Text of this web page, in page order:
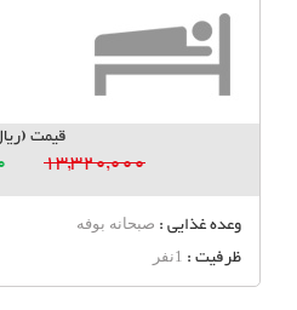
قیمت
13,320,000
وعده غذایی : صبحانه بوفه
ظرفیت : 1نفر